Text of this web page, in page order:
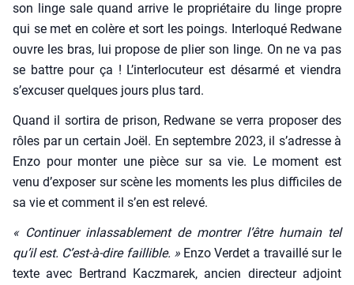
son linge sale quand arrive le pro­prié­taire du linge propre
qui se met en colère et sort les poings. Inter­lo­qué Red­wane
ouvre les bras, lui pro­pose de plier son linge. On ne va pas
se battre pour ça ! L’interlocuteur est désar­mé et vien­dra
s’excuser quelques jours plus tard.
Quand il sor­ti­ra de pri­son, Red­wane se ver­ra pro­po­ser des
rôles par un cer­tain Joël. En sep­tembre 2023, il s’adresse à
Enzo pour mon­ter une pièce sur sa vie. Le moment est
venu d’exposer sur scène les moments les plus dif­fi­ciles de
sa vie et com­ment il s’en est rele­vé.
« Conti­nuer inlas­sa­ble­ment de mon­trer l’être humain tel
qu’il est. C’est-à-dire faillible. » Enzo Ver­det a tra­vaillé sur le
texte avec Ber­trand Kacz­ma­rek, ancien direc­teur adjoint